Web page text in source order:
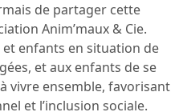
de partager cette
Anim’maux & Cie.
enfants en situation de
et aux enfants de se
vivre ensemble, favorisant
et l’inclusion sociale.